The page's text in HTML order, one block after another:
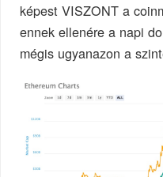
képest VISZONT a
ennek ellenére a napi
mégis ugyanazon a